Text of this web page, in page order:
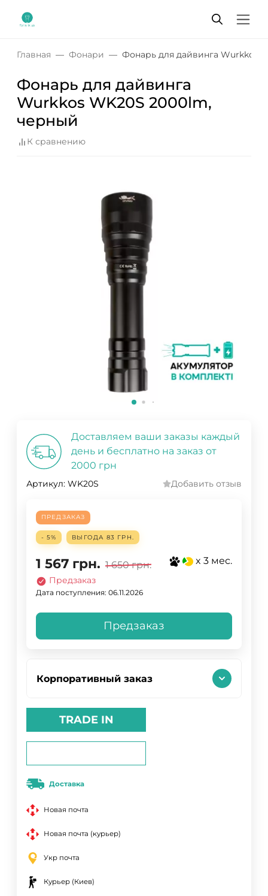
Главная Фонари Фонарь для дайвинга Wurkkos
Фонарь для дайвинга
Wurkkos WK20S 2000lm,
черный
К сравнению
Доставляем ваши заказы каждый
день и бесплатно на заказ от
2000 грн
Артикул: WK20S Добавить отзыв
ПРЕДЗАКАЗ
- 5% ВЫГОДА 83 ГРН.
1 567 грн. 1 650 грн. x 3 мес.
Предзаказ
Дата поступления: 06.11.2026
Предзаказ
Корпоративный заказ
TRADE IN
Доставка
Новая почта
Новая почта (курьер)
Укр почта
Курьер (Киев)